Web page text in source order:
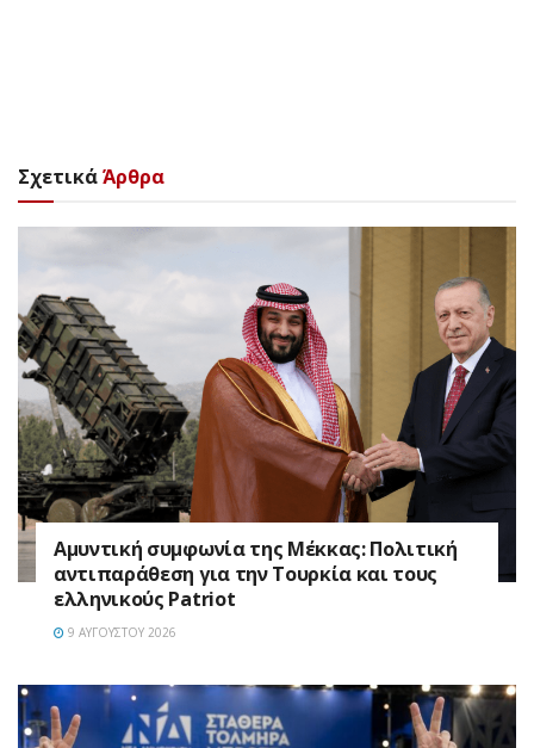
ΣχετικάΆρθρα
Αμυντική συμφωνία της Μέκκας: Πολιτική
αντιπαράθεση για την Τουρκία και τους
ελληνικούς Patriot
9 ΑΥΓΟΎΣΤΟΥ 2026